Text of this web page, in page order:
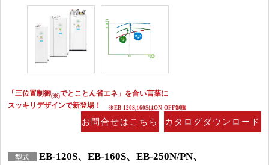
「三位置制御(※)でとことん省エネ」を合い言葉に
スッキリデザインで新登場！
※EB-120S,160SはON-OFF制御
お問合せはこちら カタログダウンロード
型式
EB-120S、EB-160S、EB-250N/PN、